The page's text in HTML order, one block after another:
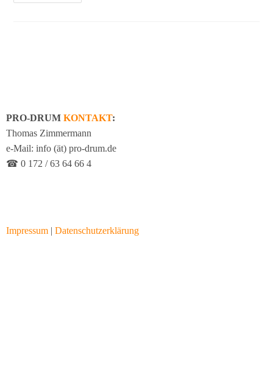
PRO-DRUM KONTAKT:
Thomas Zimmermann
e-Mail: info (ät) pro-drum.de
☎ 0 172 / 63 64 66 4
Impressum | Datenschutzerklärung